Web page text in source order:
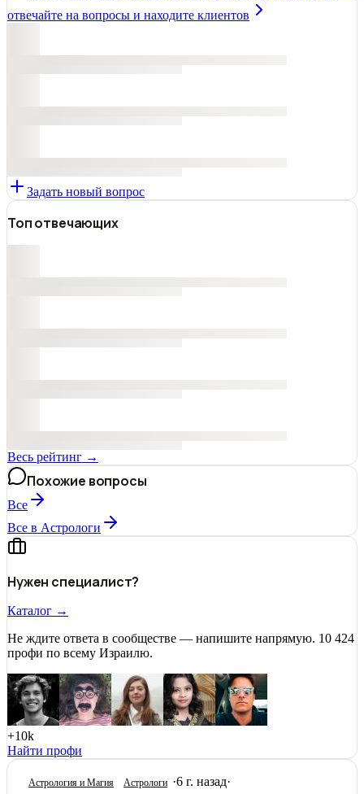
отвечайте на вопросы и находите клиентов
Задать новый вопрос
Топ отвечающих
Весь рейтинг →
Похожие вопросы
Все
Все в Астрологи
Нужен специалист?
Каталог →
Не ждите ответа в сообществе — напишите напрямую. 10 424
профи по всему Израилю.
+10k
Найти профи
Астрология и Магия Астрологи ·6 г. назад·